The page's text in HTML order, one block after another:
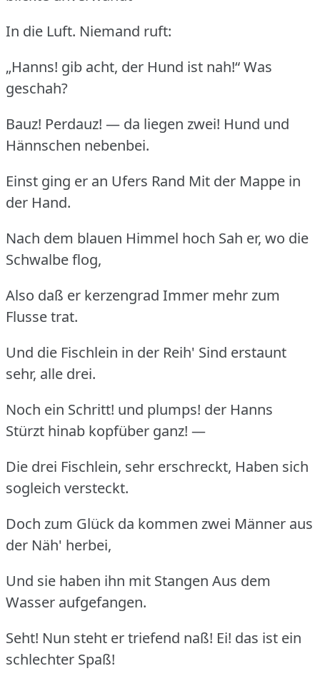
In die Luft. Niemand ruft:
„Hanns! gib acht, der Hund ist nah!“ Was
geschah?
Bauz! Perdauz! — da liegen zwei! Hund und
Hännschen nebenbei.
Einst ging er an Ufers Rand Mit der Mappe in
der Hand.
Nach dem blauen Himmel hoch Sah er, wo die
Schwalbe flog,
Also daß er kerzengrad Immer mehr zum
Flusse trat.
Und die Fischlein in der Reih' Sind erstaunt
sehr, alle drei.
Noch ein Schritt! und plumps! der Hanns
Stürzt hinab kopfüber ganz! —
Die drei Fischlein, sehr erschreckt, Haben sich
sogleich versteckt.
Doch zum Glück da kommen zwei Männer aus
der Näh' herbei,
Und sie haben ihn mit Stangen Aus dem
Wasser aufgefangen.
Seht! Nun steht er triefend naß! Ei! das ist ein
schlechter Spaß!